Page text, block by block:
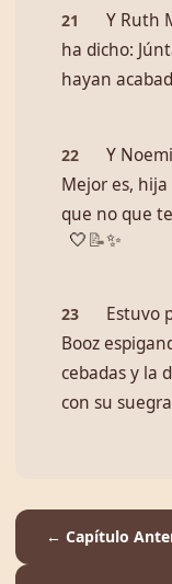
21
Y Ruth
ha dicho:
hayan
22
Y
Mejor es, hija
que no que
🤍 📝✨
23
Estuvo
Booz
cebadas y la
con su
← Capítulo